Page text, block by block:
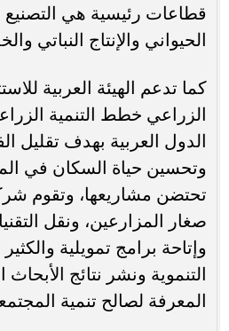
قطاعات رئيسية هي التصنيع
الحيواني والإنتاج النباتي
كما تدعم الهيئة العربية
الزراعي خطط التنمية
الدول العربية بهدف تقليل
وتحسين حياة السكان في
تحتضن مشاريعها، وتقوم
صغار المزارعين، ونقل
وإتاحة برامج تمويلية
التنموية ونشر نتائج الأبحاث
المعرفة لصالح تنمية